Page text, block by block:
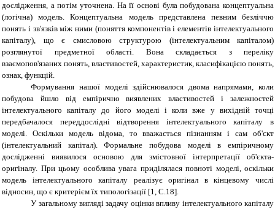
дослідження, а потім уточнена. На її основі була побудована концептуальна
(логічна) модель. Концептуальна модель представлена ​​певним безліччю
понять і зв'язків між ними (поняття компонентів і елементів інтелектуального
капіталу), що є смисловою структурою (інтелектуальним капіталом)
розглянутої предметної області. Вона складається з переліку
взаємопов'язаних понять, властивостей, характеристик, класифікацією понять,
ознак, функцій.
Формування нашої моделі здійснювалося двома напрямами, коли
побудова йшло від емпірично виявлених властивостей і залежностей
інтелектуального капіталу до його моделі і коли вже у вихідній точці
передбачалося переддослідні відтворення інтелектуального капіталу в
моделі. Оскільки модель відома, то вважається пізнанням і сам об'єкт
(інтелектуальний капітал). Формальне побудова моделі в емпіричному
дослідженні виявилося основою для змістовної інтерпретації об'єкта-
оригіналу. При цьому особлива увага приділялася повноті моделі, оскільки
модель інтелектуального капіталу реалізує оригінал в кінцевому числі
відносин, що є критерієм їх типологізації [1, C.18].
У загальному вигляді задачу оцінки впливу інтелектуального капіталу